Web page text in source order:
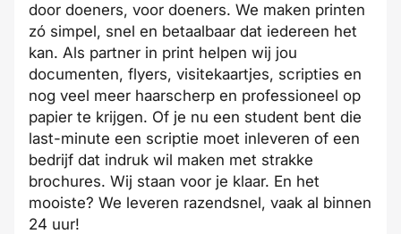
door doeners, voor doeners. We maken printen
zó simpel, snel en betaalbaar dat iedereen het
kan. Als partner in print helpen wij jou
documenten, flyers, visitekaartjes, scripties en
nog veel meer haarscherp en professioneel op
papier te krijgen. Of je nu een student bent die
last-minute een scriptie moet inleveren of een
bedrijf dat indruk wil maken met strakke
brochures. Wij staan voor je klaar. En het
mooiste? We leveren razendsnel, vaak al binnen
24 uur!